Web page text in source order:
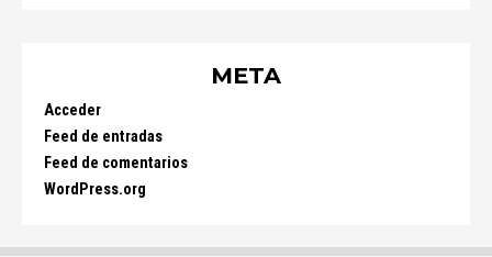
META
Acceder
Feed de entradas
Feed de comentarios
WordPress.org